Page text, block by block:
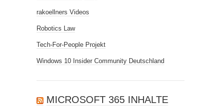
rakoellners Videos
Robotics Law
Tech-For-People Projekt
Windows 10 Insider Community Deutschland
MICROSOFT 365 INHALTE